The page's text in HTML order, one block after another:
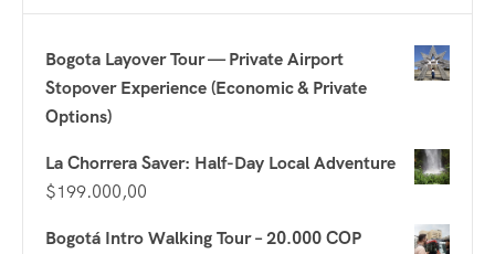
Bogota Layover Tour — Private Airport
Stopover Experience (Economic & Private
Options)
La Chorrera Saver: Half-Day Local Adventure
$199.000,00
Bogotá Intro Walking Tour – 20.000 COP